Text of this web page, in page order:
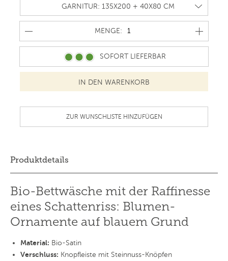
MENGE: MENGE
SOFORT LIEFERBAR
ZUR WUNSCHLISTE HINZUFÜGEN
Produktdetails
Bio-Bettwäsche mit der Raffinesse
eines Schattenriss: Blumen-
Ornamente auf blauem Grund
Material: Bio-Satin
Verschluss: Knopfleiste mit Steinnuss-Knöpfen